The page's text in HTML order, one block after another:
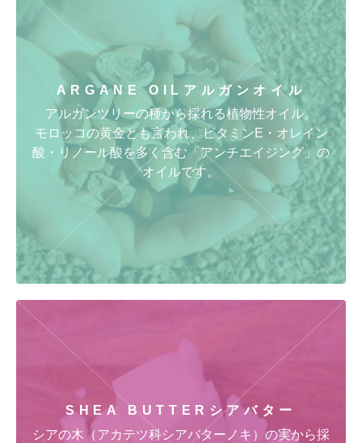
ARGANE OIL アルガンオイル
アルガンツリーの種から採れる植物性オイル。
モロッコの黄金とも言われ、ビタミンE・オレイン
酸・リノール酸を多く含む「アンチエイジング」の
オイルです。
SHEA BUTTER シアバター
シアの木（アカテツ科シアバターノキ）の実から採